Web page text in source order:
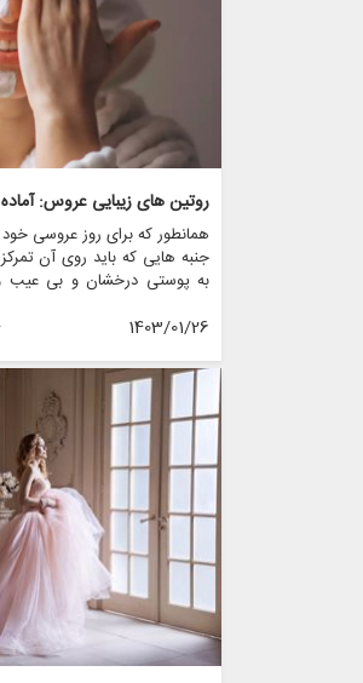
روتین های زیبایی عروس:
همانطور که برای روز عروسی
جنبه هایی که باید روی آن
به پوستی درخشان و بی عیب
1403/01/26